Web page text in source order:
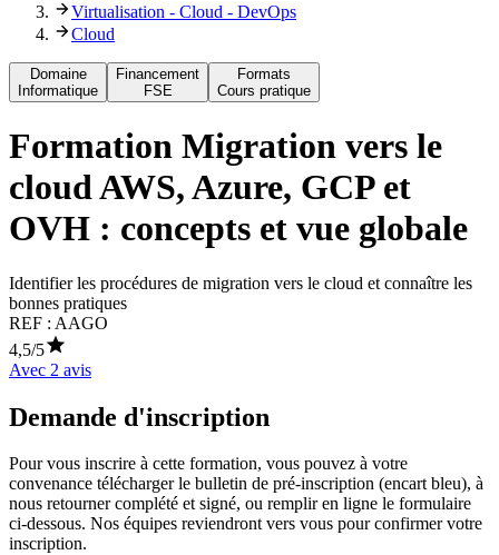
Virtualisation - Cloud - DevOps
Cloud
Domaine
Informatique
Financement
FSE
Formats
Cours pratique
Formation Migration vers le
cloud AWS, Azure, GCP et
OVH : concepts et vue globale
Identifier les procédures de migration vers le cloud et connaître les
bonnes pratiques
REF : AAGO
4,5/5
Avec 2 avis
Demande d'inscription
Pour vous inscrire à cette formation, vous pouvez à votre
convenance télécharger le bulletin de pré-inscription (encart bleu), à
nous retourner complété et signé, ou remplir en ligne le formulaire
ci-dessous. Nos équipes reviendront vers vous pour confirmer votre
inscription.